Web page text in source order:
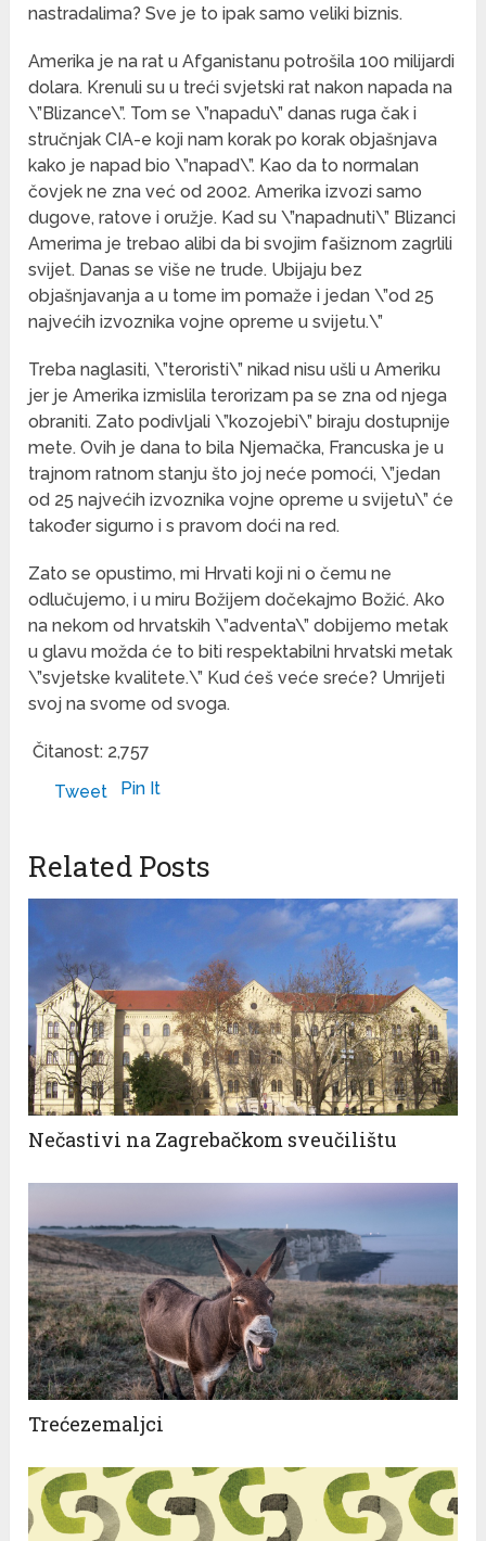
nastradalima? Sve je to ipak samo veliki biznis.
Amerika je na rat u Afganistanu potrošila 100 milijardi
dolara. Krenuli su u treći svjetski rat nakon napada na
\”Blizance\”. Tom se \”napadu\” danas ruga čak i
stručnjak CIA-e koji nam korak po korak objašnjava
kako je napad bio \”napad\”. Kao da to normalan
čovjek ne zna već od 2002. Amerika izvozi samo
dugove, ratove i oružje. Kad su \”napadnuti\” Blizanci
Amerima je trebao alibi da bi svojim fašiznom zagrlili
svijet. Danas se više ne trude. Ubijaju bez
objašnjavanja a u tome im pomaže i jedan \”od 25
najvećih izvoznika vojne opreme u svijetu.\”
Treba naglasiti, \”teroristi\” nikad nisu ušli u Ameriku
jer je Amerika izmislila terorizam pa se zna od njega
obraniti. Zato podivljali \”kozojebi\” biraju dostupnije
mete. Ovih je dana to bila Njemačka, Francuska je u
trajnom ratnom stanju što joj neće pomoći, \”jedan
od 25 najvećih izvoznika vojne opreme u svijetu\” će
također sigurno i s pravom doći na red.
Zato se opustimo, mi Hrvati koji ni o čemu ne
odlučujemo, i u miru Božijem dočekajmo Božić. Ako
na nekom od hrvatskih \”adventa\” dobijemo metak
u glavu možda će to biti respektabilni hrvatski metak
\”svjetske kvalitete.\” Kud ćeš veće sreće? Umrijeti
svoj na svome od svoga.
Čitanost: 2,757
Tweet
Pin It
Related Posts
Nečastivi na Zagrebačkom sveučilištu
Trećezemaljci